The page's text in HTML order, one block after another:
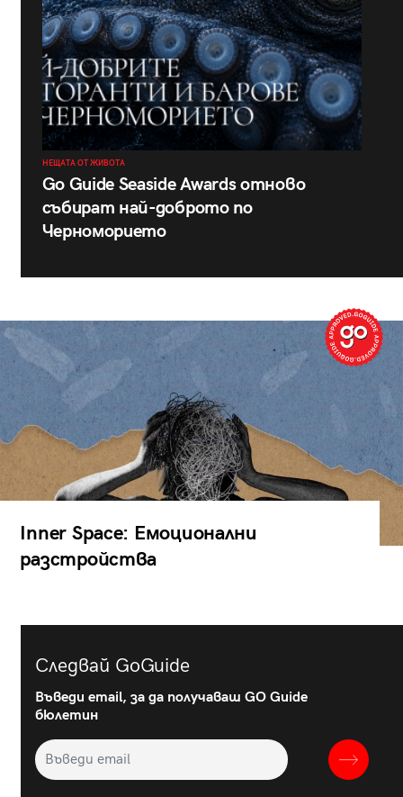
НЕЩАТА ОТ ЖИВОТА
Go Guide Seaside Awards отново
събират най-доброто по
Черноморието
Inner Space: Емоционални
разстройства
Следвай GoGuide
Въведи email, за да получаваш GO Guide
бюлетин